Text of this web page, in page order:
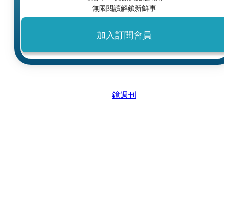
無限閱讀解鎖新鮮事
加入訂閱會員
鏡週刊